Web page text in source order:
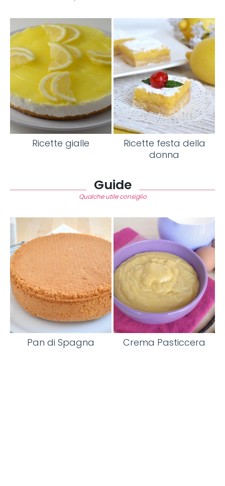
Ricette gialle
Ricette festa della
donna
Guide
Qualche utile consiglio
Pan di Spagna Crema Pasticcera